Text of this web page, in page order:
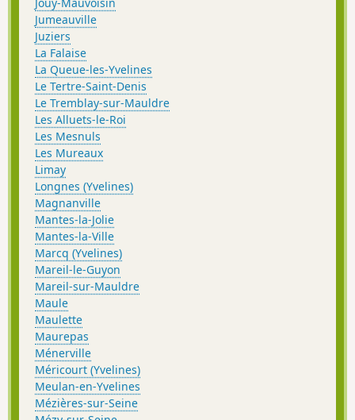
Jumeauville
Juziers
La Falaise
La Queue-les-Yvelines
Le Tertre-Saint-Denis
Le Tremblay-sur-Mauldre
Les Alluets-le-Roi
Les Mesnuls
Les Mureaux
Limay
Longnes (Yvelines)
Magnanville
Mantes-la-Jolie
Mantes-la-Ville
Marcq (Yvelines)
Mareil-le-Guyon
Mareil-sur-Mauldre
Maule
Maulette
Maurepas
Ménerville
Méricourt (Yvelines)
Meulan-en-Yvelines
Mézières-sur-Seine